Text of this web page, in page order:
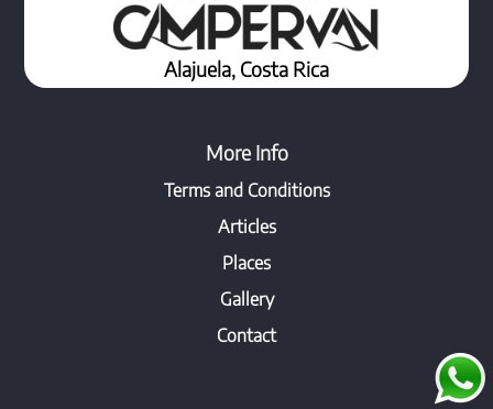
Alajuela, Costa Rica
More Info
Terms and Conditions
Articles
Places
Gallery
Contact